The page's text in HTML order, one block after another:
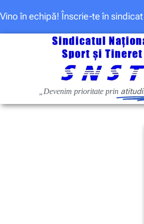
Vino în echipă! Înscrie-te în
„Devenim prioritate prin